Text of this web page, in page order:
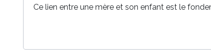
Ce lien entre une mère et son enfant est le